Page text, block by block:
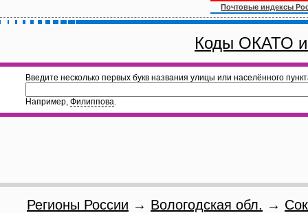
Почтовые индексы
Коды ОКАТО
Введите несколько первых букв названия улицы или населённого
Например, Филиппова.
Регионы России → Вологодская обл. →